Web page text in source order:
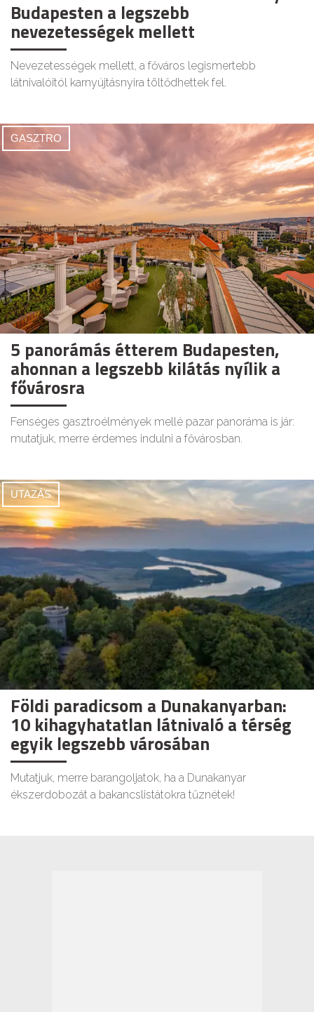
Budapesten a legszebb
nevezetességek mellett
Nevezetességek mellett, a főváros legismertebb
látnivalóitól karnyújtásnyira töltődhettek fel.
GASZTRO
5 panorámás étterem Budapesten,
ahonnan a legszebb kilátás nyílik a
fővárosra
Fenséges gasztroélmények mellé pazar panoráma is jár:
mutatjuk, merre érdemes indulni a fővárosban.
UTAZÁS
Földi paradicsom a Dunakanyarban:
10 kihagyhatatlan látnivaló a térség
egyik legszebb városában
Mutatjuk, merre barangoljatok, ha a Dunakanyar
ékszerdobozát a bakancslistátokra tűznétek!